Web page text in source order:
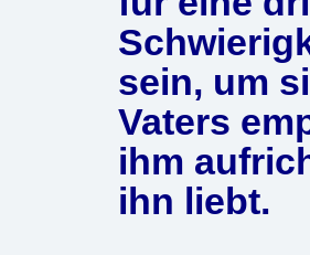
sein, um
Vaters
ihm
ihn liebt.